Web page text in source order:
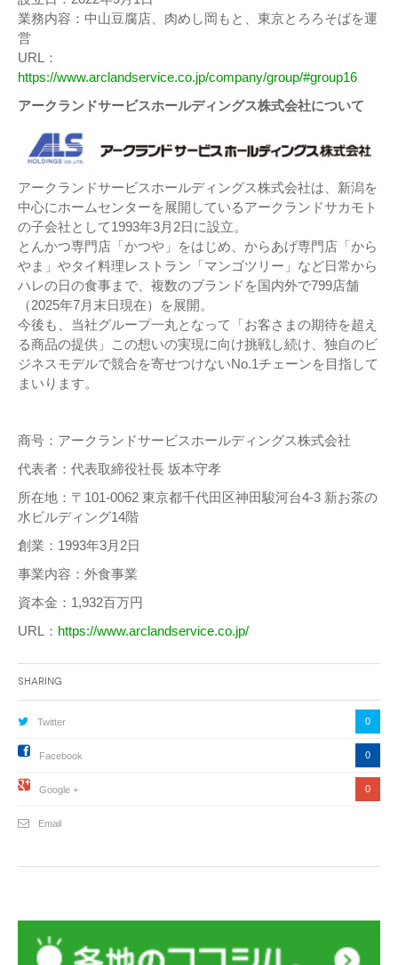
業務内容：中山豆腐店、肉めし岡もと、東京とろろそばを運
営
URL：
https://www.arclandservice.co.jp/company/group/#group16
アークランドサービスホールディングス株式会社について
アークランドサービスホールディングス株式会社は、新潟を
中心にホームセンターを展開しているアークランドサカモト
の子会社として1993年3月2日に設立。
とんかつ専門店「かつや」をはじめ、からあげ専門店「から
やま」やタイ料理レストラン「マンゴツリー」など日常から
ハレの日の食事まで、複数のブランドを国内外で799店舗
（2025年7月末日現在）を展開。
今後も、当社グループ一丸となって「お客さまの期待を超え
る商品の提供」この想いの実現に向け挑戦し続け、独自のビ
ジネスモデルで競合を寄せつけないNo.1チェーンを目指して
まいります。
商号：アークランドサービスホールディングス株式会社
代表者：代表取締役社長 坂本守孝
所在地：〒101-0062 東京都千代田区神田駿河台4-3 新お茶の
水ビルディング14階
創業：1993年3月2日
事業内容：外食事業
資本金：1,932百万円
URL： https://www.arclandservice.co.jp/
Sharing
Twitter 0
Facebook 0
Google + 0
Email